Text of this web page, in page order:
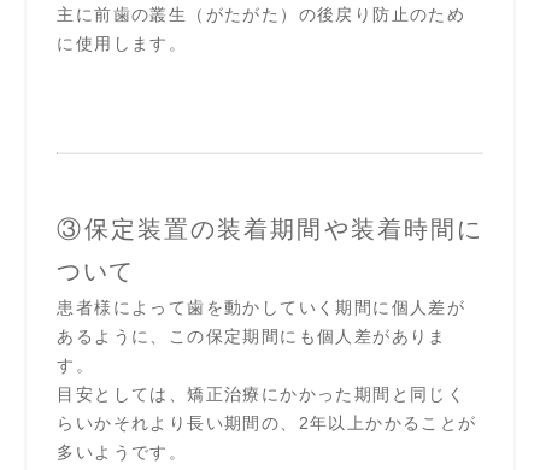
主に前歯の叢生（がたがた）の後戻り防止のため
に使用します。
③保定装置の装着期間や装着時間に
ついて
患者様によって歯を動かしていく期間に個人差が
あるように、この保定期間にも個人差がありま
す。
目安としては、矯正治療にかかった期間と同じく
らいかそれより長い期間の、2年以上かかることが
多いようです。